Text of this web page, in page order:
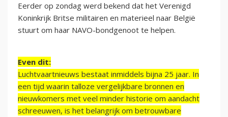
Eerder op zondag werd bekend dat het Verenigd
Koninkrijk Britse militairen en materieel naar België
stuurt om haar NAVO-bondgenoot te helpen.
Even dit:
Luchtvaartnieuws bestaat inmiddels bijna 25 jaar. In
een tijd waarin talloze vergelijkbare bronnen en
nieuwkomers met veel minder historie om aandacht
schreeuwen, is het belangrijk om betrouwbare